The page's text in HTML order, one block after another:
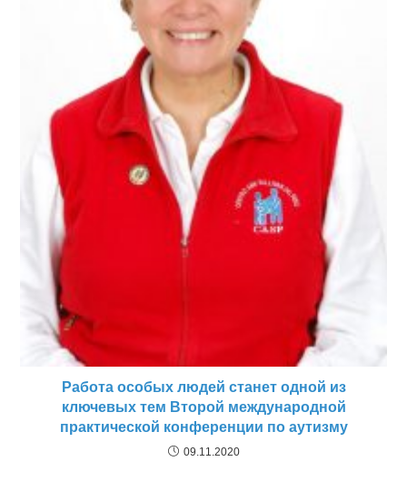
Работа особых людей станет одной из
ключевых тем Второй международной
практической конференции по аутизму
09.11.2020